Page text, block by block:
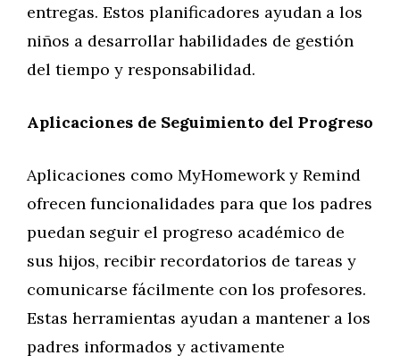
entregas. Estos planificadores ayudan a los
niños a desarrollar habilidades de gestión
del tiempo y responsabilidad.
Aplicaciones de Seguimiento del Progreso
Aplicaciones como MyHomework y Remind
ofrecen funcionalidades para que los padres
puedan seguir el progreso académico de
sus hijos, recibir recordatorios de tareas y
comunicarse fácilmente con los profesores.
Estas herramientas ayudan a mantener a los
padres informados y activamente